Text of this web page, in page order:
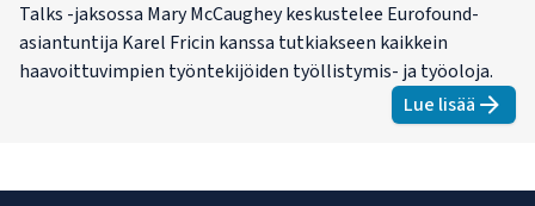
Talks -jaksossa Mary McCaughey keskustelee Eurofound-
asiantuntija Karel Fricin kanssa tutkiakseen kaikkein
haavoittuvimpien työntekijöiden työllistymis- ja työoloja.
Lue lisääabout